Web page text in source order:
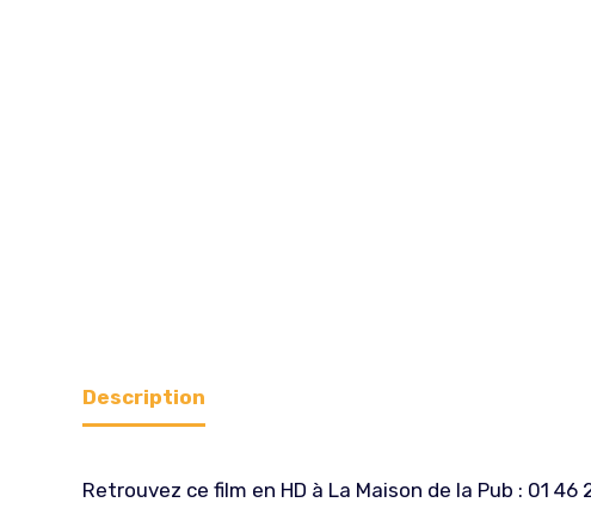
Description
Retrouvez ce film en HD à La Maison de la Pub : 01